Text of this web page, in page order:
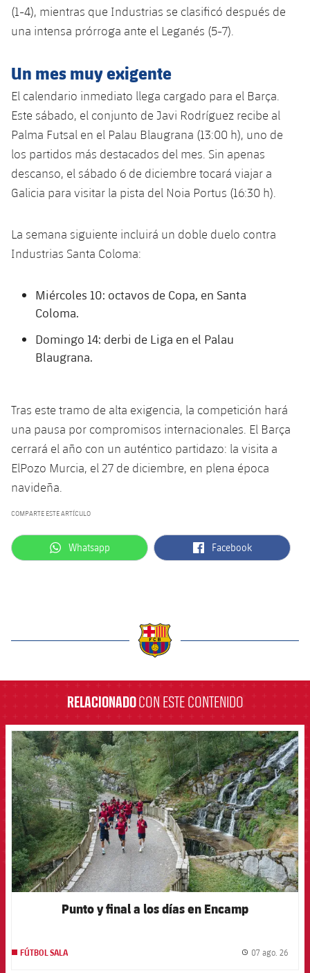
La Masia
Servicios
plusicon
más
Instalaciones
(1-4), mientras que Industrias se clasificó después de
una intensa prórroga ante el Leganés (5-7).
Un mes muy exigente
El calendario inmediato llega cargado para el Barça.
Este sábado, el conjunto de Javi Rodríguez recibe al
Palma Futsal en el Palau Blaugrana (13:00 h), uno de
los partidos más destacados del mes. Sin apenas
descanso, el sábado 6 de diciembre tocará viajar a
Galicia para visitar la pista del Noia Portus (16:30 h).
La semana siguiente incluirá un doble duelo contra
Industrias Santa Coloma:
Miércoles 10: octavos de Copa, en Santa
Coloma.
Domingo 14: derbi de Liga en el Palau
Blaugrana.
Tras este tramo de alta exigencia, la competición hará
una pausa por compromisos internacionales. El Barça
cerrará el año con un auténtico partidazo: la visita a
ElPozo Murcia, el 27 de diciembre, en plena época
navideña.
COMPARTE ESTE ARTÍCULO
label.aria.whatsapp
Whatsapp label.aria.facebook
Facebook
RELACIONADOCON ESTE CONTENIDO
FCB Barcelona badge
Punto y final a los días en Encamp
FÚTBOL SALA 07 ago. 26